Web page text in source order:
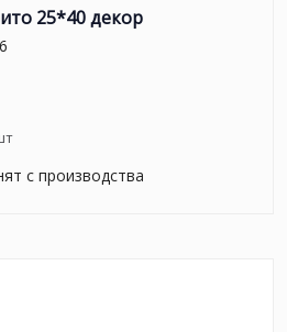
25*40 декор
с производства